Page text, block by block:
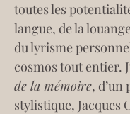
toutes les
langue, de la
du lyrisme
cosmos tout entier.
de la mémoire, d’un
stylistique, Jacques